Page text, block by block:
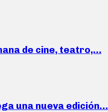
de cine, teatro,…
una nueva edición…